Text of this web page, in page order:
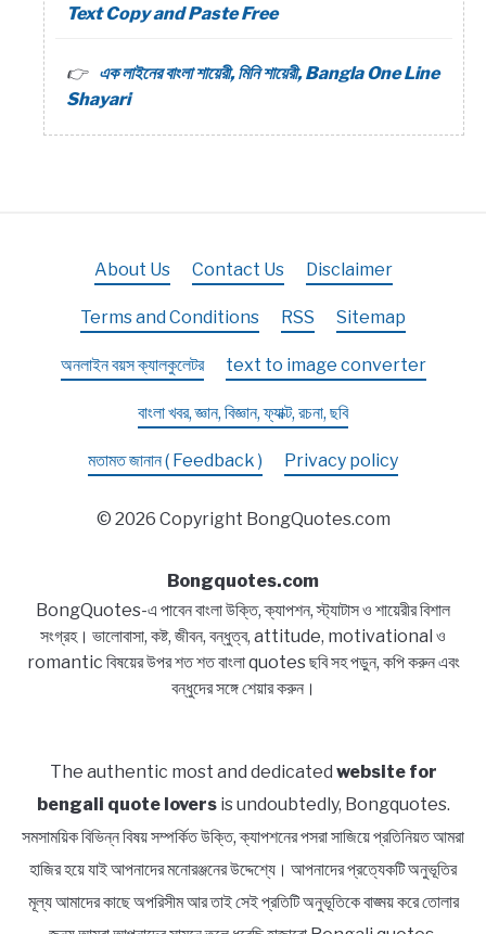
Text Copy and Paste Free
এক লাইনের বাংলা শায়েরী, মিনি শায়েরী, Bangla One Line
Shayari
About Us Contact Us Disclaimer
Terms and Conditions RSS Sitemap
অনলাইন বয়স ক্যালকুলেটর text to image converter
বাংলা খবর, জ্ঞান, বিজ্ঞান, ফ্যাক্ট, রচনা, ছবি
মতামত জানান ( Feedback ) Privacy policy
© 2026 Copyright BongQuotes.com
Bongquotes.com
BongQuotes-এ পাবেন বাংলা উক্তি, ক্যাপশন, স্ট্যাটাস ও শায়েরীর বিশাল
সংগ্রহ। ভালোবাসা, কষ্ট, জীবন, বন্ধুত্ব, attitude, motivational ও
romantic বিষয়ের উপর শত শত বাংলা quotes ছবি সহ পড়ুন, কপি করুন এবং
বন্ধুদের সঙ্গে শেয়ার করুন।
The authentic most and dedicated website for
bengali quote loversis undoubtedly, Bongquotes.
সমসাময়িক বিভিন্ন বিষয় সম্পর্কিত উক্তি, ক্যাপশনের পসরা সাজিয়ে প্রতিনিয়ত আমরা
হাজির হয়ে যাই আপনাদের মনোরঞ্জনের উদ্দেশ্যে। আপনাদের প্রত্যেকটি অনুভূতির
মূল্য আমাদের কাছে অপরিসীম আর তাই সেই প্রতিটি অনুভূতিকে বাঙ্ময় করে তোলার